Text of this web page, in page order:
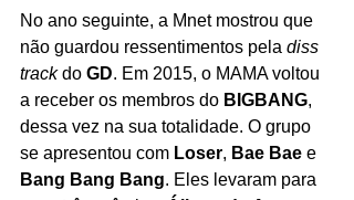
No ano seguinte, a Mnet mostrou que
não guardou ressentimentos pela diss
track do GD. Em 2015, o MAMA voltou
a receber os membros do BIGBANG,
dessa vez na sua totalidade. O grupo
se apresentou com Loser, Bae Bae e
Bang Bang Bang. Eles levaram para